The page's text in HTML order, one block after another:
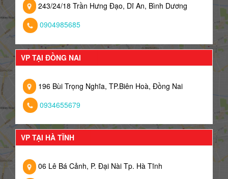
243/24/18 Trần Hưng Đạo, Dĩ An, Bình Dương
0904985685
VP TẠI ĐỒNG NAI
196 Bùi Trọng Nghĩa, TP.Biên Hoà, Đồng Nai
0934655679
VP TẠI HÀ TĨNH
06 Lê Bá Cảnh, P. Đại Nài Tp. Hà Tĩnh